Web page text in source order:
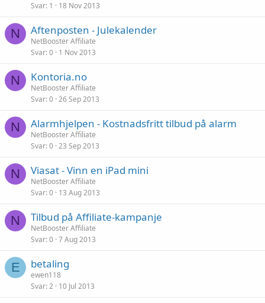
Svar 1 18 Nov 2013
N Aftenposten - Julekalender
NetBooster Affiliate
Svar 0 1 Nov 2013
N Kontoria.no
NetBooster Affiliate
Svar 0 26 Sep 2013
N Alarmhjelpen - Kostnadsfritt tilbud på alarm
NetBooster Affiliate
Svar 0 23 Sep 2013
N Viasat - Vinn en iPad mini
NetBooster Affiliate
Svar 0 13 Aug 2013
N Tilbud på Affiliate-kampanje
NetBooster Affiliate
Svar 0 7 Aug 2013
E betaling
ewen118
Svar 2 10 Jul 2013